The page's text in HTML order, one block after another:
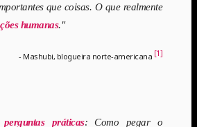
que coisas. O que realmente
humanas."
- Mashubi, blogueira norte-americana [1]
perguntas práticas: Como pegar o